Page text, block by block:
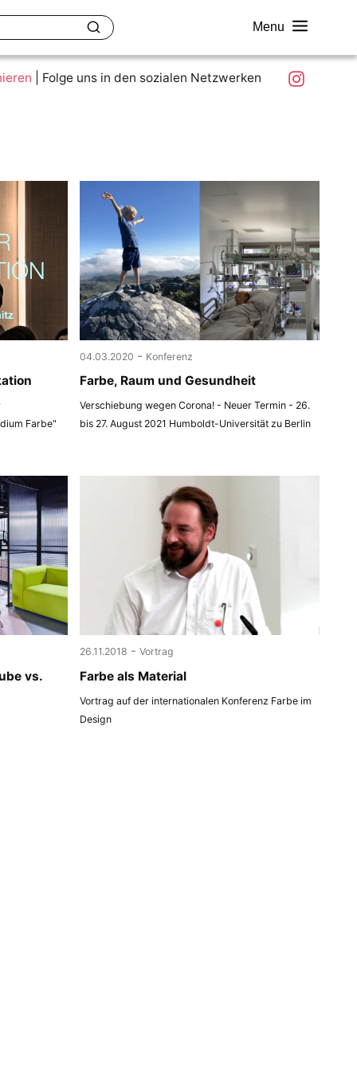
Menu
Was ist colour.education?
Ziele und Mitmachen
Folge uns in den sozialen Netzwerken Instagram
Farbe"
04.03.2020 - Konferenz
Farbe, Raum und Gesundheit
Verschiebung wegen Corona! - Neuer Termin - 26.
bis 27. August 2021 Humboldt-Universität zu Berlin
vs.
26.11.2018 - Vortrag
Farbe als Material
Vortrag auf der internationalen Konferenz Farbe im
Design